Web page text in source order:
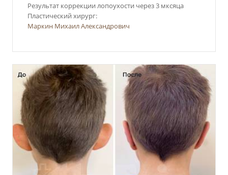
Результат коррекции лопоухости через 3 мксяца
Пластический хирург:
Маркин Михаил Александрович